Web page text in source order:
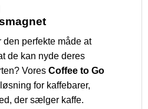
den perfekte måde at
de kan nyde deres
Vores Coffee to Go
for kaffebarer,
der sælger kaffe.